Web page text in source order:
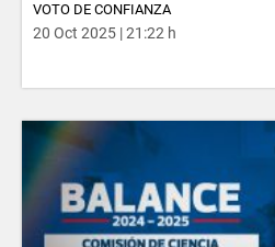
VOTO DE CONFIANZA
20 Oct 2025 | 21:22 h